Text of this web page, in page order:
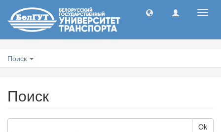
Поиск
Поиск
Ok